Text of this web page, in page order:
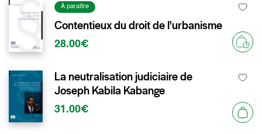
À paraître
Contentieux du droit de l'urbanisme
28.00€
La neutralisation judiciaire de
Joseph Kabila Kabange
31.00€